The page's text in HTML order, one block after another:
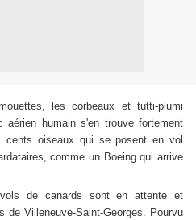
les corbeaux et tutti-plumi
aérien humain s'en trouve fortement
cents oiseaux qui se posent en vol
comme un Boeing qui arrive
de canards sont en attente et
de Villeneuve-Saint-Georges. Pourvu